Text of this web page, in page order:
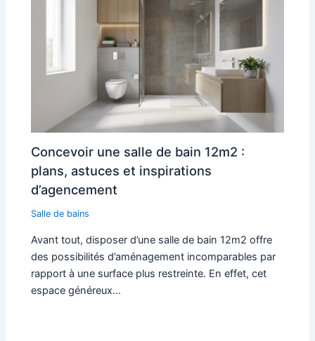
Concevoir une salle de bain 12m2 :
plans, astuces et inspirations
d’agencement
Salle de bains
Avant tout, disposer d’une salle de bain 12m2 offre
des possibilités d’aménagement incomparables par
rapport à une surface plus restreinte. En effet, cet
espace généreux…